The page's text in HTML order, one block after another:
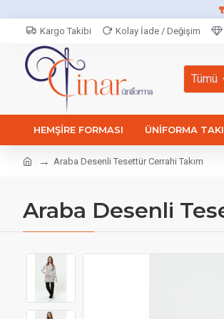
Kargo Takibi Kolay İade / Değişim
Tümü
HEMŞIRE FORMASI ÜNIFORMA
Araba Desenli Tesettür Cerrahi Takım
Araba Desenli